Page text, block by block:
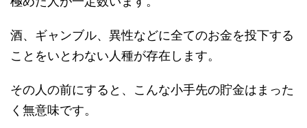
酒、ギャンブル、異性などに全てのお金を投下する
ことをいとわない人種が存在します。
その人の前にすると、こんな小手先の貯金はまった
く無意味です。